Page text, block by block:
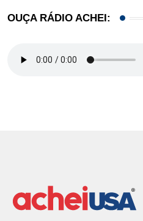
OUÇA RÁDIO ACHEI: